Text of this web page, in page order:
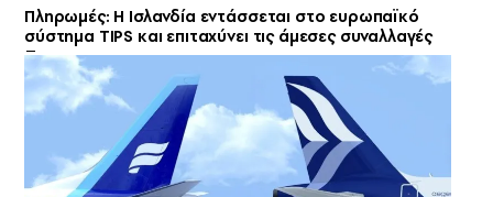
Πληρωμές: Η Ισλανδία εντάσσεται στο ευρωπαϊκό
σύστημα TIPS και επιταχύνει τις άμεσες συναλλαγές